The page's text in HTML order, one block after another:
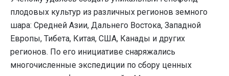
плодовых культур из различных регионов земного
шара: Средней Азии, Дальнего Востока, Западной
Европы, Тибета, Китая, США, Канады и других
регионов. По его инициативе снаряжались
многочисленные экспедиции по сбору ценных